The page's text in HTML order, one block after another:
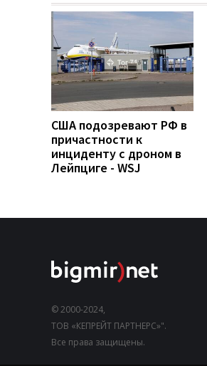
США подозревают РФ в
причастности к
инциденту с дроном в
Лейпциге - WSJ
© 2000-2024,
ТОВ «КЕПРЕЙТ ПАРТНЕРС»".
Все права защищены.